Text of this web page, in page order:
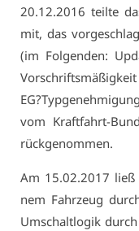
20.12.2016 teil­te
mit, das
(im Fol­gen­den:
vom Kraft­fahrt-
rück­ge­nom­men.
Am 15.02.2017 ließ
nem Fahr­zeug
Um­schalt­lo­gik